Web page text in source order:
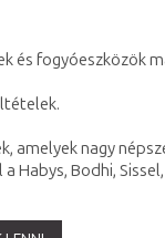
és fogyóeszközök
nagy
Bodhi,